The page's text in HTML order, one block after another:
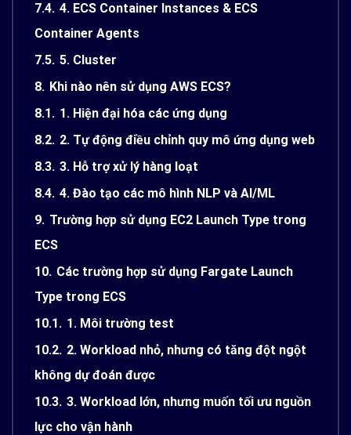
7.4. 4. ECS Container Instances & ECS
Container Agents
7.5. 5. Cluster
8. Khi nào nên sử dụng AWS ECS?
8.1. 1. Hiện đại hóa các ứng dụng
8.2. 2. Tự động điều chỉnh quy mô ứng dụng web
8.3. 3. Hỗ trợ xử lý hàng loạt
8.4. 4. Đào tạo các mô hình NLP và AI/ML
9. Trường hợp sử dụng EC2 Launch Type trong
ECS
10. Các trường hợp sử dụng Fargate Launch
Type trong ECS
10.1. 1. Môi trường test
10.2. 2. Workload nhỏ, nhưng có tăng đột ngột
không dự đoán được
10.3. 3. Workload lớn, nhưng muốn tối ưu nguồn
lực cho vận hành